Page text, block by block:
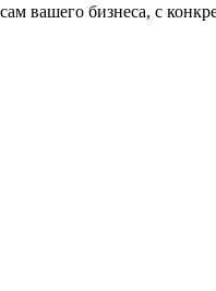
вашего бизнеса, с